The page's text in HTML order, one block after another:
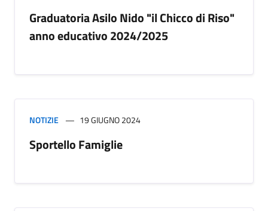
Graduatoria Asilo Nido "il Chicco di Riso"
anno educativo 2024/2025
NOTIZIE 19 GIUGNO 2024
Sportello Famiglie